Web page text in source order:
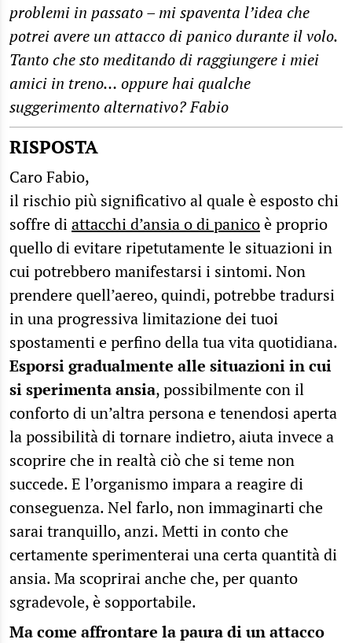
problemi in passato – mi spaventa l’idea che
potrei avere un attacco di panico durante il volo.
Tanto che sto meditando di raggiungere i miei
amici in treno… oppure hai qualche
suggerimento alternativo? Fabio
RISPOSTA
Caro Fabio,
il rischio più significativo al quale è esposto chi
soffre diattacchi d’ansia o di panicoè proprio
quello di evitare ripetutamente le situazioni in
cui potrebbero manifestarsi i sintomi. Non
prendere quell’aereo, quindi, potrebbe tradursi
in una progressiva limitazione dei tuoi
spostamenti e perfino della tua vita quotidiana.
Esporsi gradualmente alle situazioni in cui
si sperimenta ansia, possibilmente con il
conforto di un’altra persona e tenendosi aperta
la possibilità di tornare indietro, aiuta invece a
scoprire che in realtà ciò che si teme non
succede. E l’organismo impara a reagire di
conseguenza. Nel farlo, non immaginarti che
sarai tranquillo, anzi. Metti in conto che
certamente sperimenterai una certa quantità di
ansia. Ma scoprirai anche che, per quanto
sgradevole, è sopportabile.
Ma come affrontare la paura di un attacco